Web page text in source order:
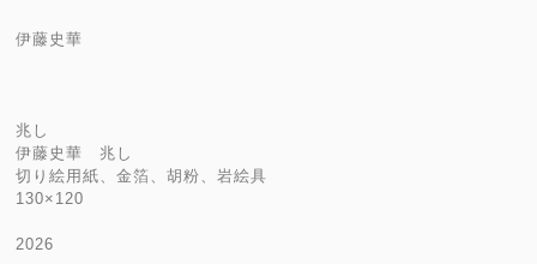
伊藤史華
兆し
伊藤史華 兆し
切り絵用紙、金箔、胡粉、岩絵具
130×120
2026